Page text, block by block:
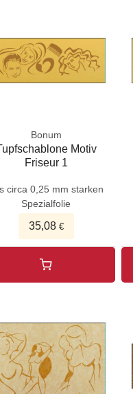
Bonum
Motiv
Friseur 1
circa 0,25 mm starken
Spezialfolie
35,08€